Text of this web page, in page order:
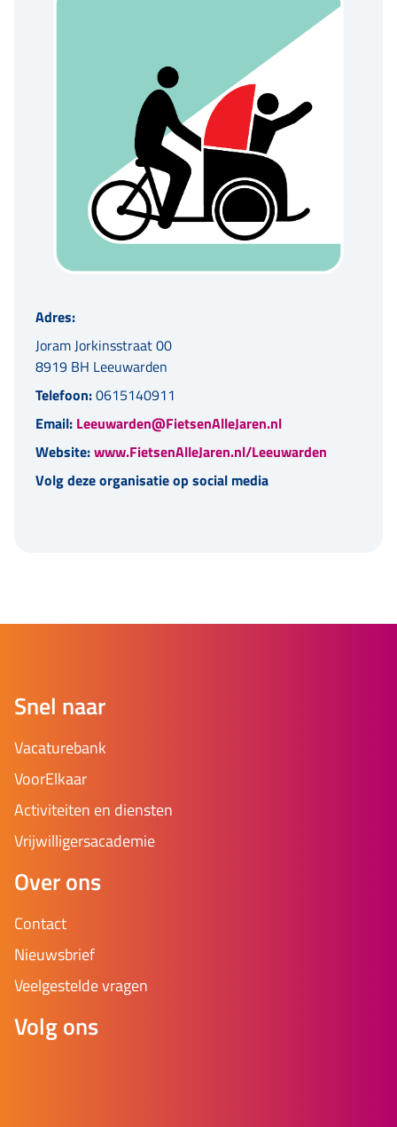
Adres:
Joram Jorkinsstraat 00
8919 BH Leeuwarden
Telefoon:0615140911
Email: Leeuwarden@FietsenAlleJaren.nl
Website:www.FietsenAlleJaren.nl/Leeuwarden
Volg deze organisatie op social media
Snel naar
Vacaturebank
VoorElkaar
Activiteiten en diensten
Vrijwilligersacademie
Over ons
Contact
Nieuwsbrief
Veelgestelde vragen
Volg ons